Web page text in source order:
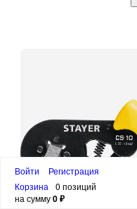
Войти
Регистрация
Корзина
0 позиций
на сумму0 ₽